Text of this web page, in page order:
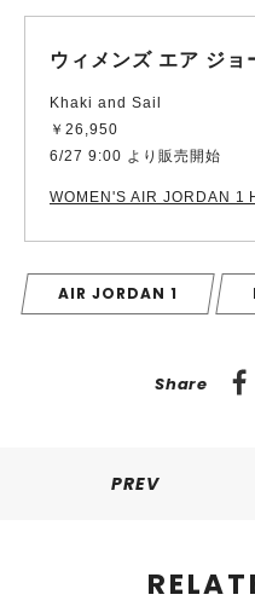
ウィメンズ エア ジョ
Khaki and Sail
￥26,950
6/27 9:00 より販売開始
WOMEN'S AIR JORDAN 1
AIR JORDAN 1
Share
PREV